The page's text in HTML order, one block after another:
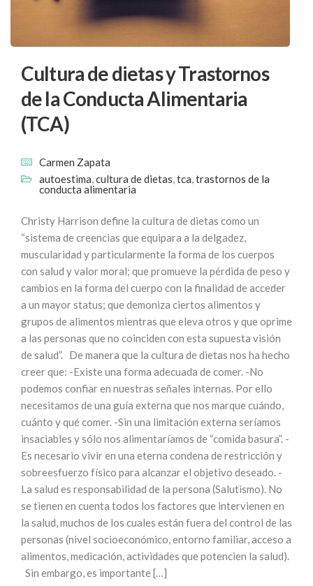
Cultura de dietas y Trastornos
de la Conducta Alimentaria
(TCA)
Carmen Zapata
autoestima,cultura de dietas,tca,trastornos de la
conducta alimentaria
Christy Harrison define la cultura de dietas como un
“sistema de creencias que equipara a la delgadez,
muscularidad y particularmente la forma de los cuerpos
con salud y valor moral; que promueve la pérdida de peso y
cambios en la forma del cuerpo con la finalidad de acceder
a un mayor status; que demoniza ciertos alimentos y
grupos de alimentos mientras que eleva otros y que oprime
a las personas que no coinciden con esta supuesta visión
de salud”. De manera que la cultura de dietas nos ha hecho
creer que: -Existe una forma adecuada de comer. -No
podemos confiar en nuestras señales internas. Por ello
necesitamos de una guía externa que nos marque cuándo,
cuánto y qué comer. -Sin una limitación externa seríamos
insaciables y sólo nos alimentaríamos de “comida basura”. -
Es necesario vivir en una eterna condena de restricción y
sobreesfuerzo físico para alcanzar el objetivo deseado. -
La salud es responsabilidad de la persona (Salutismo). No
se tienen en cuenta todos los factores que intervienen en
la salud, muchos de los cuales están fuera del control de las
personas (nivel socioeconómico, entorno familiar, acceso a
alimentos, medicación, actividades que potencien la salud).
Sin embargo, es importante […]